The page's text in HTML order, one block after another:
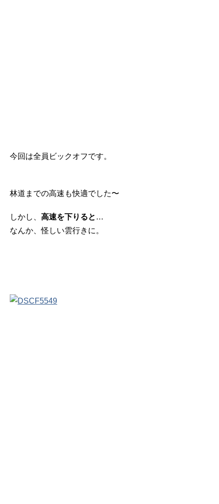
今回は全員ビックオフです。
林道までの高速も快適でした〜
しかし、 高速を下りると …
なんか、怪しい雲行きに。